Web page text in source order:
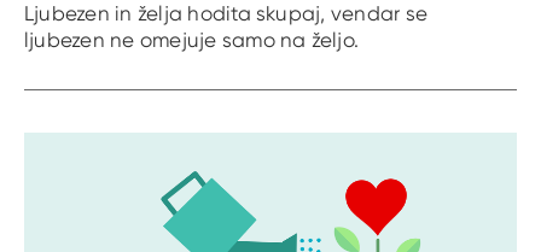
Ljubezen in želja hodita skupaj, vendar se
ljubezen ne omejuje samo na željo.